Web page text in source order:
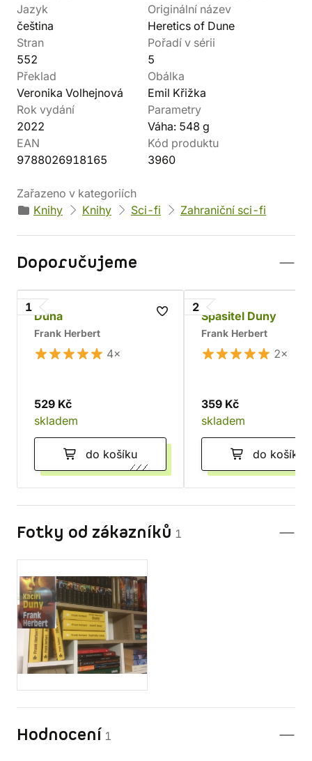
Jazyk
čeština
Originální název
Heretics of Dune
Stran
552
Pořadí v sérii
5
Překlad
Veronika Volhejnová
Obálka
Emil Křižka
Rok vydání
2022
Parametry
Váha: 548 g
EAN
9788026918165
Kód produktu
3960
Zařazeno v kategoriích
Knihy
Knihy Sci-fi Zahraniční sci-fi
Doporučujeme
1
Duna
Frank Herbert
4×
529 Kč
skladem
do košíku
2
Spasitel Duny
Frank Herbert
2×
359 Kč
skladem
do košíku
Fotky od zákazníků 1
Hodnocení 1